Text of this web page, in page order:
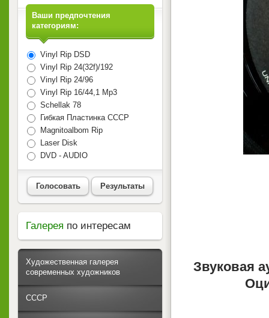
Звуковая
Ваши предпочтения
категориям:
Vinyl Rip DSD
Vinyl Rip 24(32f)/192
Vinyl Rip 24/96
Vinyl Rip 16/44,1 Mp3
Schellak 78
Гибкая Пластинка СССР
Magnitoalbom Rip
Laser Disk
DVD - AUDIO
Голосовать Результаты
Галерея по интересам
Художественная галерея
современных художников
СССР